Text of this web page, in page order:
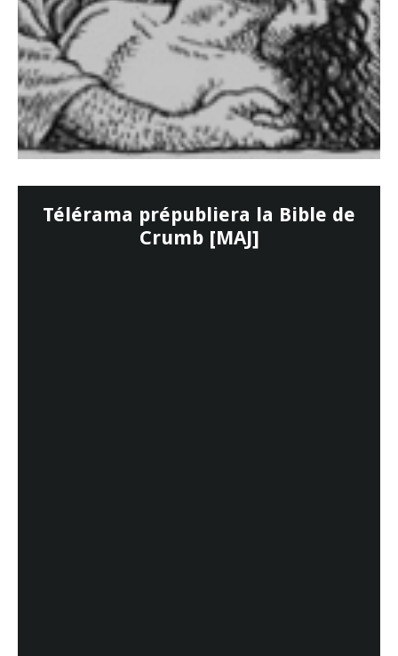
Télérama prépubliera la Bible de
Crumb [MAJ]